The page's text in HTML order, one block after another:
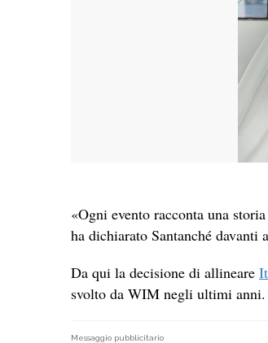
«Ogni evento racconta una
ha dichiarato Santanché
Da qui la decisione di allineare
svolto da WIM negli ultimi anni.
Messaggio pubblicitario